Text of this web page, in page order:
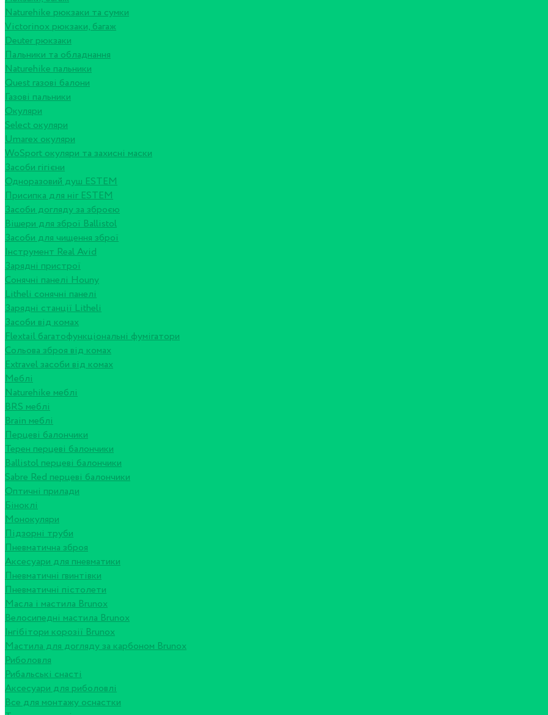
Naturehike рюкзаки та сумки
Victorinox рюкзаки, багаж
Deuter рюкзаки
Пальники та обладнання
Naturehike пальники
Quest газові балони
Газові пальники
Окуляри
Select окуляри
Umarex окуляри
WoSport окуляри та захисні маски
Засоби гігієни
Одноразовий душ ESTEM
Присипка для ніг ESTEM
Засоби догляду за зброєю
Вішери для зброї Ballistol
Засоби для чищення зброї
Інструмент Real Avid
Зарядні пристрої
Сонячні панелі Houny
Litheli сонячні панелі
Зарядні станції Litheli
Засоби від комах
Flextail багатофункціональні фумігатори
Сольова зброя від комах
Extravel засоби від комах
Меблі
Naturehike меблі
BRS меблі
Brain меблі
Перцеві балончики
Терен перцеві балончики
Ballistol перцеві балончики
Sabre Red перцеві балончики
Оптичні прилади
Біноклі
Монокуляри
Підзорні труби
Пневматична зброя
Аксесуари для пневматики
Пневматичні гвинтівки
Пневматичні пістолети
Масла і мастила Brunox
Велосипедні мастила Brunox
Інгібітори корозії Brunox
Мастила для догляду за карбоном Brunox
Риболовля
Рибальські снасті
Аксесуари для риболовлі
Все для монтажу оснастки